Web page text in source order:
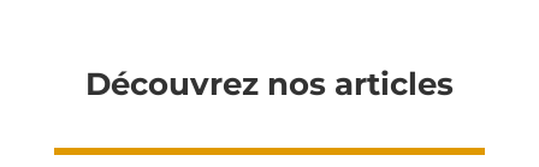
Découvrez nos articles